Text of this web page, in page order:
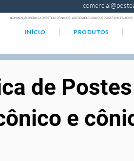
ILUMINAÇÃO PÚBLICA | POSTELS CÔNICOS | pOSTES tELECÔNICO | POSTES
INÍCIO PRODUTOS
de
e